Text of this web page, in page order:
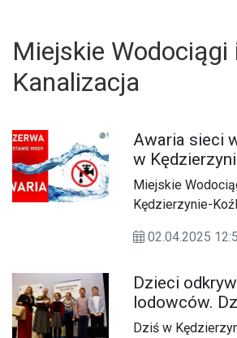
Miejskie Wodociągi
Kanalizacja
Awaria sieci
w
Możliwe
wody na
Zachód
Miejskie
Kędzierzynie-
spowodować
Koźle-Zachód.
02.04.2025
Dzieci
lodowców.
Dziś w